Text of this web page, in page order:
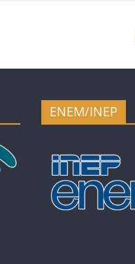
ENEM/INEP